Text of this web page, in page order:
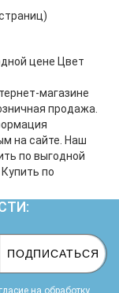
к частым
цене Цвет
магазине
продажа.
на сайте. Наш
по выгодной
по
ПОДПИСАТЬСЯ
на обработку